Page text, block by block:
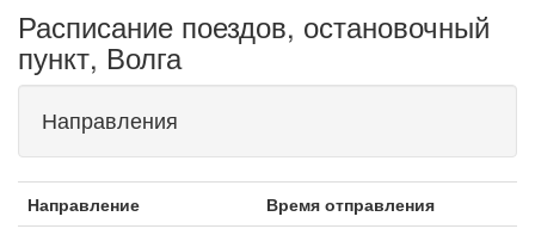
Расписание поездов, остановочный
пункт, Волга
Направления
Направление
Время отправления